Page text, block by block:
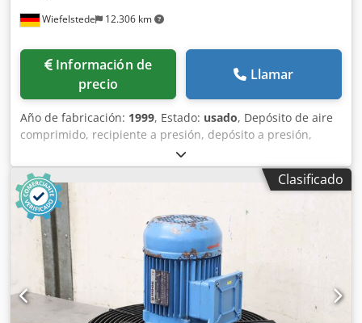
Wiefelstede 12.306 km
Información de
precio
Llamar
Año de fabricación: 1999, Estado: usado, Depósito de aire
comprimido, recipiente a presión, depósito a presión,
recipiente de aire comprimido, depósito de compresor,
almacenamiento a presión para compresor de tornillo,
compresor, unidad de aire comprimido, compresor de aire
estacionario, bloque de tornillo, compresor, etapa de
compresor -Fabricante: Boge, acumulador de presión con
bloque de filtro de compresor tipo SL 270 Djdjpm Thzjpfx
Airsck -Acumulador de presión: Tipo 306022 V 230 L -
Presión final: máx. 15 bar -Círculo de agujeros: Ø 240 x 22
mm -Unidades de filtro: ver fotos Componentes
individuales -Dimensiones: 1600/980/H1270 mm -Peso: 289
Clasificado